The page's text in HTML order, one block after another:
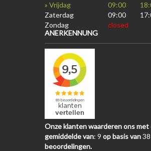
» Vrijdag
09:00
Zaterdag
09:00
Zondag
closed
ANERKENNUNG
Onze klanten waarderen ons met
gemiddelde van: 9 op basis van38
beoordelingen.